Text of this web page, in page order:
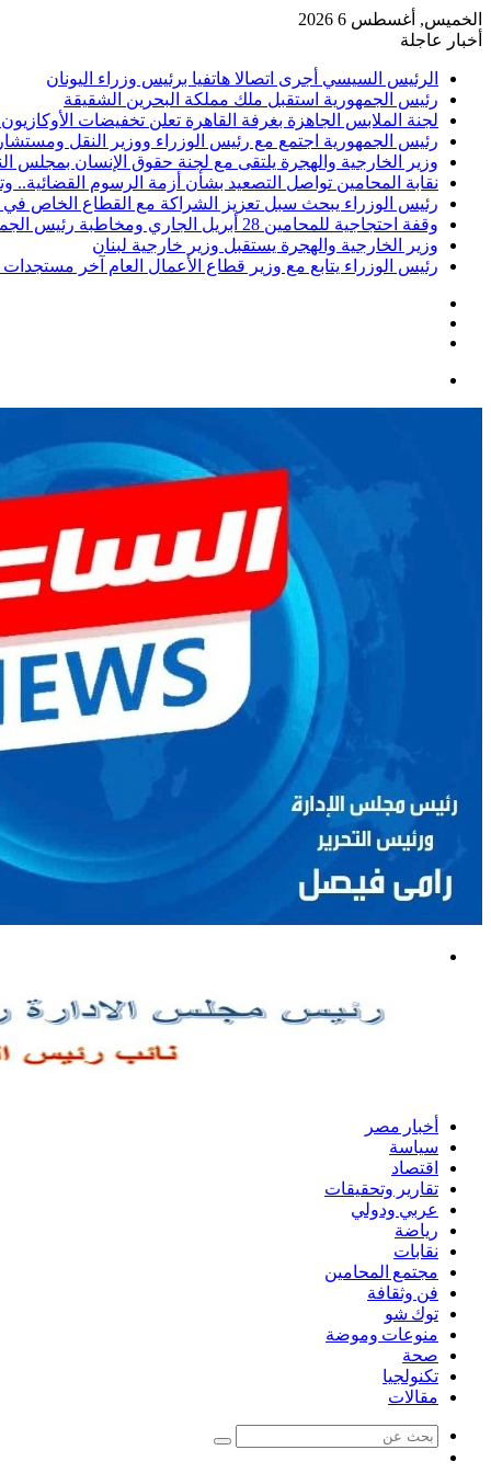
الخميس, أغسطس 6 2026
أخبار عاجلة
الرئيس السيسي أجرى اتصالا هاتفيا برئيس وزراء اليونان
رئيس الجمهورية استقبل ملك مملكة البحرين الشقيقة
لجنة الملابس الجاهزة بغرفة القاهرة تعلن تخفيضات الأوكازيون الصيفي.. تبدأ
رئيس الجمهورية اجتمع مع رئيس الوزراء ووزير النقل
وزير الخارجية والهجرة يلتقى مع لجنة حقوق الإنسان بمجلس
نقابة المحامين تواصل التصعيد بشأن أزمة الرسوم القضائية..
رئيس الوزراء يبحث سبل تعزيز الشراكة مع القطاع الخاص
وقفة احتجاجية للمحامين 28 أبريل الجاري ومخاطبة رئيس الجمهورية
وزير الخارجية والهجرة يستقبل وزير خارجية لبنان
رئيس الوزراء يتابع مع وزير قطاع الأعمال العام آخر
أخبار مصر
سياسة
اقتصاد
تقارير وتحقيقات
عربي ودولي
رياضة
نقابات
مجتمع المحامين
فن وثقافة
توك شو
منوعات وموضة
صحة
تكنولجيا
مقالات
بحث